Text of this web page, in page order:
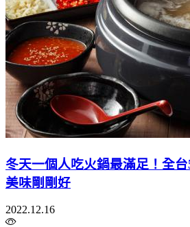
冬天一個人吃火鍋最滿足！全
美味剛剛好
2022.12.16